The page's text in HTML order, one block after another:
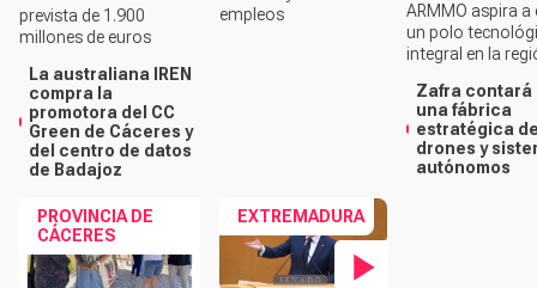
prevista de 1.900
millones de euros
La australiana IREN
compra la
promotora del CC
Green de Cáceres y
del centro de datos
de Badajoz
empleos
ARMMO aspira a
un polo
integral en la
Zafra contará
una fábrica
estratégica
drones y
autónomos
PROVINCIA DE
CÁCERES
EXTREMADURA